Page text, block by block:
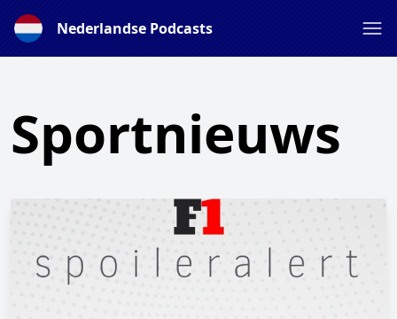
Nederlandse Podcasts
Sportnieuws